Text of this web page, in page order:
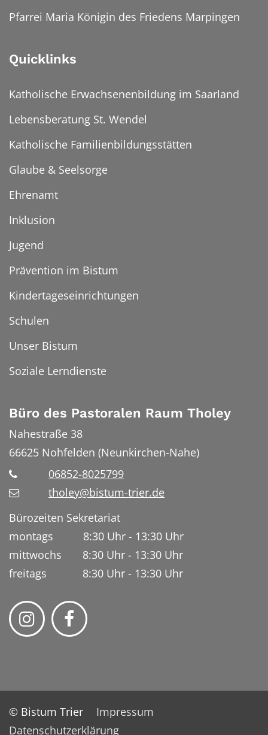
Pfarrei Maria Königin des Friedens Marpingen
Quicklinks
Katholische Erwachsenenbildung im Saarland
Lebensberatung St. Wendel
Katholische Familienbildungsstätten
Glaube & Seelsorge
Ehrenamt
Inklusion
Jugend
Prävention im Bistum
Kindertageseinrichtungen
Schulen
Unser Bistum
Soziale Lerndienste
Büro des Pastoralen Raum Tholey
Nahestraße 38
66625 Nohfelden (Neunkirchen-Nahe)
06852-8025799
tholey@bistum-trier.de
Bürozeiten Sekretariat
montags 8:30 Uhr - 13:30 Uhr
mittwochs 8:30 Uhr - 13:30 Uhr
freitags 8:30 Uhr - 13:30 Uhr
© Bistum Trier
Impressum
Datenschutzerklärung